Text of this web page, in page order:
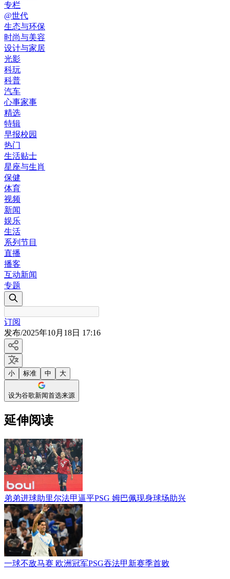
专栏
@世代
生态与环保
时尚与美容
设计与家居
光影
科玩
科普
汽车
心事家事
精选
特辑
早报校园
热门
生活贴士
星座与生肖
保健
体育
视频
新闻
娱乐
生活
系列节目
直播
播客
互动新闻
专题
订阅
发布/2025年10月18日 17:16
小 标准 中 大
设为谷歌新闻首选来源
延伸阅读
弟弟进球助里尔法甲逼平PSG 姆巴佩现身球场助兴
一球不敌马赛 欧洲冠军PSG吞法甲新赛季首败